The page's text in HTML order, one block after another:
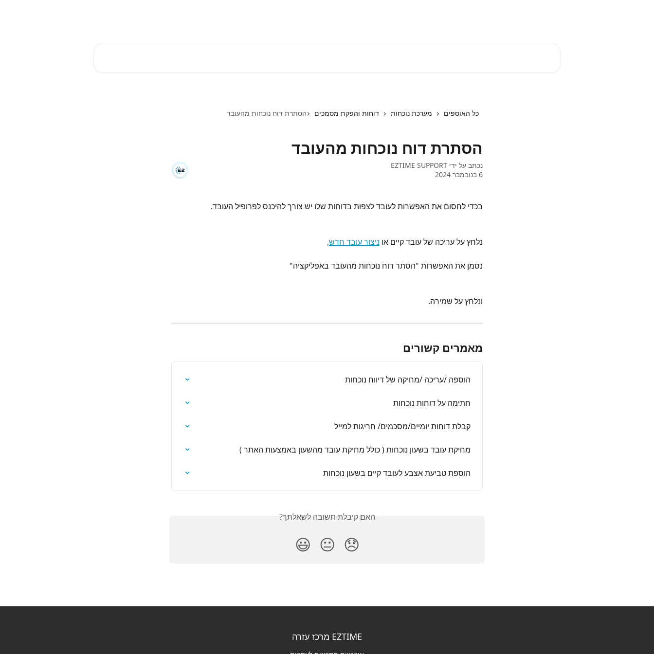
כל האוספים מערכת נוכחות דוחות והפקת מסמכים הסתרת דוח נוכחות מהעובד
הסתרת דוח נוכחות מהעובד
נכתב על ידי EZTIME SUPPORT
6 בנובמבר 2024
בכדי לחסום את האפשרות לעובד לצפות בדוחות שלו יש צורך להיכנס לפרופיל העובד.
נלחץ על עריכה של עובד קיים או ניצור עובד חדש,
נסמן את האפשרות "הסתר דוח נוכחות מהעובד באפליקציה"
ונלחץ על שמירה.
מאמרים קשורים
הוספה /עריכה /מחיקה של דיווח נוכחות
חתימה על דוחות נוכחות
קבלת דוחות יומיים/מסכמים/ חריגות למייל
מחיקת עובד בשעון נוכחות ( כולל מחיקת עובד מהשעון באמצעות האתר )
הוספת טביעת אצבע לעובד קיים בשעון נוכחות
האם קיבלת תשובה לשאלתך?
😞
😐
😃
EZTIME מרכז עזרה